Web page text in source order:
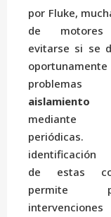
por Fluke,
de motores
evitarse si se
aislamiento
mediante
identificación
de estas
permite